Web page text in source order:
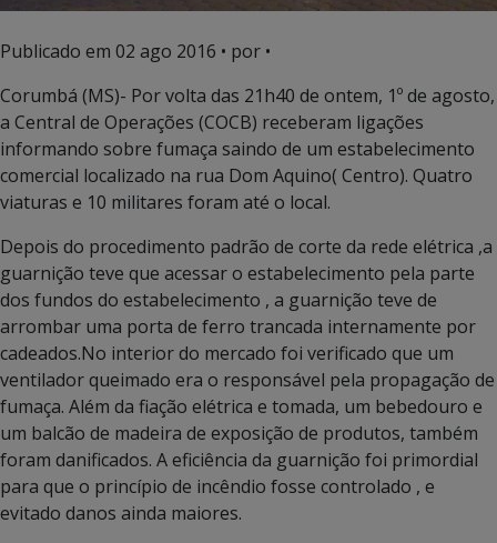
Publicado em 02 ago 2016 • por •
Corumbá (MS)- Por volta das 21h40 de ontem, 1º de agosto,
a Central de Operações (COCB) receberam ligações
informando sobre fumaça saindo de um estabelecimento
comercial localizado na rua Dom Aquino( Centro). Quatro
viaturas e 10 militares foram até o local.
Depois do procedimento padrão de corte da rede elétrica ,a
guarnição teve que acessar o estabelecimento pela parte
dos fundos do estabelecimento , a guarnição teve de
arrombar uma porta de ferro trancada internamente por
cadeados.No interior do mercado foi verificado que um
ventilador queimado era o responsável pela propagação de
fumaça. Além da fiação elétrica e tomada, um bebedouro e
um balcão de madeira de exposição de produtos, também
foram danificados. A eficiência da guarnição foi primordial
para que o princípio de incêndio fosse controlado , e
evitado danos ainda maiores.